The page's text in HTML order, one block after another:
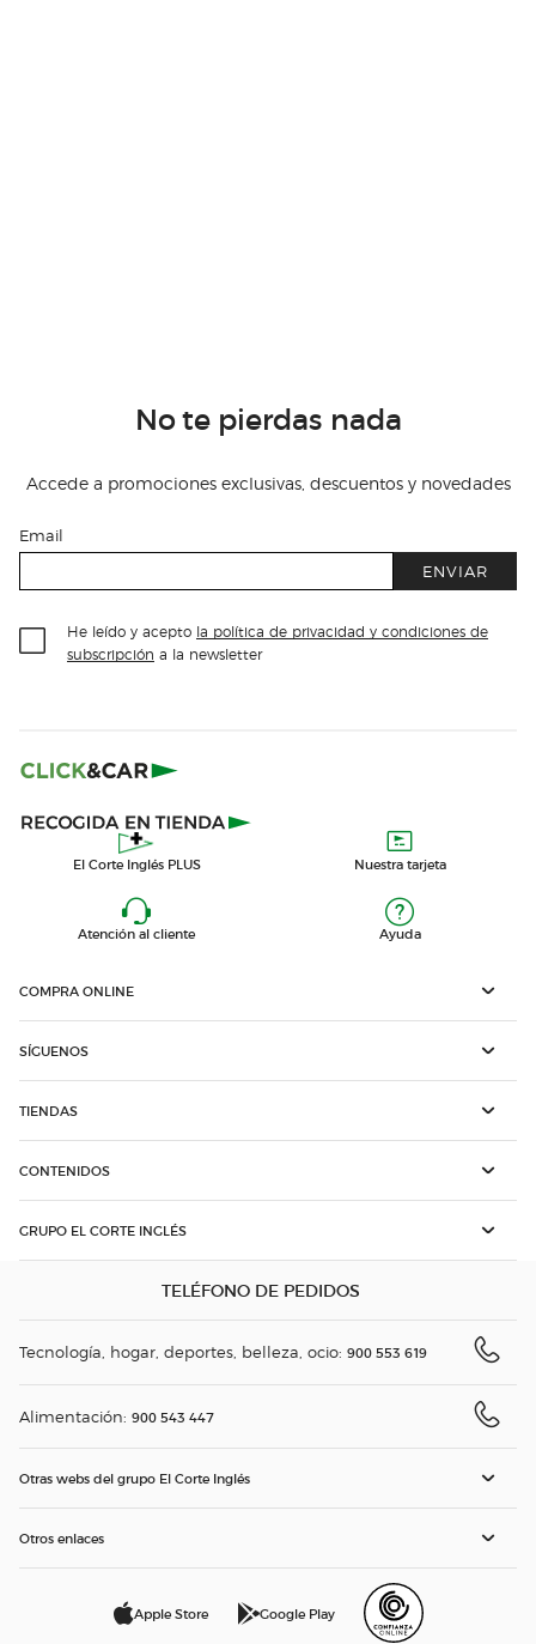
No te pierdas nada
Accede a promociones exclusivas, descuentos y novedades
Email
ENVIAR
He leído y acepto la política de privacidad y condiciones de
subscripción a la newsletter
El Corte Inglés PLUS Nuestra tarjeta
Atención al cliente Ayuda
COMPRA ONLINE
SÍGUENOS
TIENDAS
CONTENIDOS
GRUPO EL CORTE INGLÉS
TELÉFONO DE PEDIDOS
Tecnología, hogar, deportes, belleza, ocio: 900 553 619
Alimentación: 900 543 447
Otras webs del grupo El Corte Inglés
Otros enlaces
Apple Store Google Play